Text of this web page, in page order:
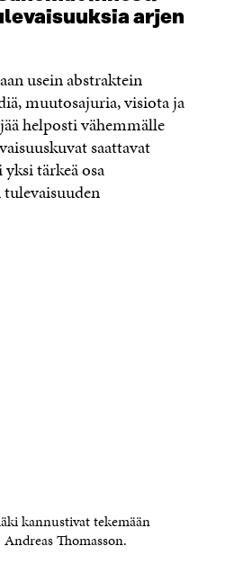
arjen
usein abstraktein
muutosajuria, visiota ja
helposti vähemmälle
saattavat
tärkeä osa
kannustivat tekemään
Thomasson.